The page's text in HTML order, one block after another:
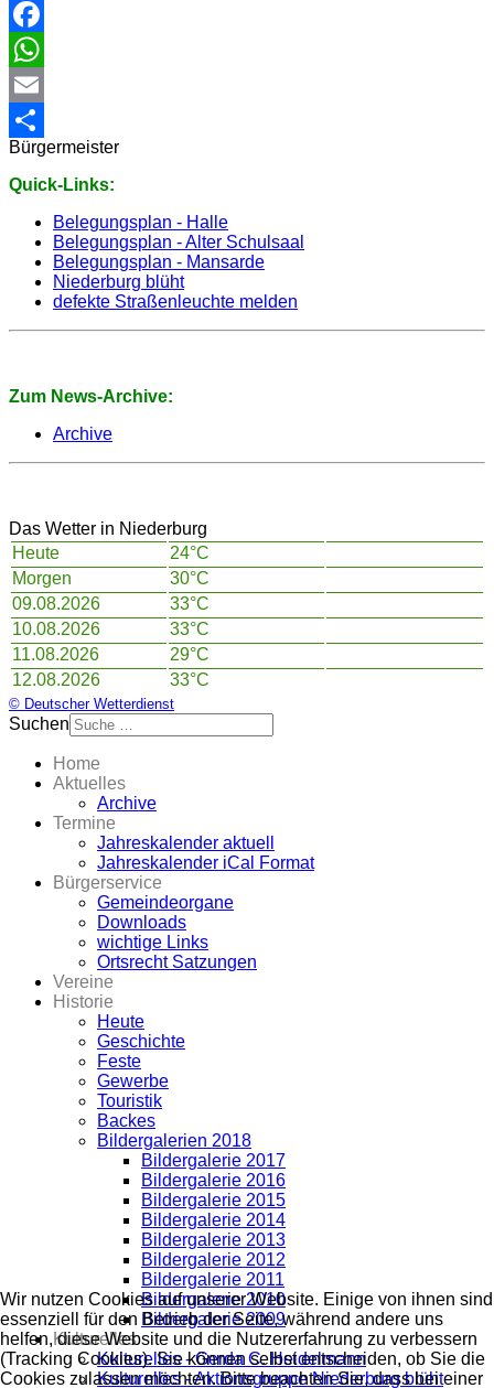
Facebook
WhatsApp
Email
Share
Bürgermeister
Quick-Links:
Belegungsplan - Halle
Belegungsplan - Alter Schulsaal
Belegungsplan - Mansarde
Niederburg blüht
defekte Straßenleuchte melden
Zum News-Archive:
Archive
Das Wetter in Niederburg
Heute
24°C
Morgen
30°C
09.08.2026
33°C
10.08.2026
33°C
11.08.2026
29°C
12.08.2026
33°C
© Deutscher Wetterdienst
Suchen
Home
Aktuelles
Archive
Termine
Jahreskalender aktuell
Jahreskalender iCal Format
Bürgerservice
Gemeindeorgane
Downloads
wichtige Links
Ortsrecht Satzungen
Vereine
Historie
Heute
Geschichte
Feste
Gewerbe
Touristik
Backes
Bildergalerien 2018
Bildergalerie 2017
Bildergalerie 2016
Bildergalerie 2015
Bildergalerie 2014
Bildergalerie 2013
Bildergalerie 2012
Bildergalerie 2011
Bildergalerie 2010
Bildergalerie 2009
Kulturelles
Kulturelles - Gerda C. Heidelmann
Kulturelles - Aktionsgruppe Niederburg blüht
Wir nutzen Cookies auf unserer Website. Einige von ihnen sind
essenziell für den Betrieb der Seite, während andere uns
helfen, diese Website und die Nutzererfahrung zu verbessern
(Tracking Cookies). Sie können selbst entscheiden, ob Sie die
Cookies zulassen möchten. Bitte beachten Sie, dass bei einer